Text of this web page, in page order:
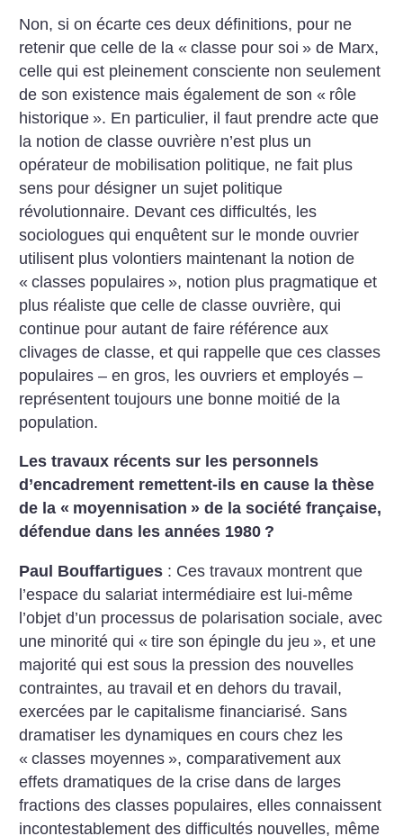
Non, si on écarte ces deux définitions, pour ne
retenir que celle de la « classe pour soi » de Marx,
celle qui est pleinement consciente non seulement
de son existence mais également de son « rôle
historique ». En particulier, il faut prendre acte que
la notion de classe ouvrière n’est plus un
opérateur de mobilisation politique, ne fait plus
sens pour désigner un sujet politique
révolutionnaire. Devant ces difficultés, les
sociologues qui enquêtent sur le monde ouvrier
utilisent plus volontiers maintenant la notion de
« classes populaires », notion plus pragmatique et
plus réaliste que celle de classe ouvrière, qui
continue pour autant de faire référence aux
clivages de classe, et qui rappelle que ces classes
populaires – en gros, les ouvriers et employés –
représentent toujours une bonne moitié de la
population.
Les travaux récents sur les personnels
d’encadrement remettent-ils en cause la thèse
de la « moyennisation » de la société française,
défendue dans les années 1980 ?
Paul Bouffartigues : Ces travaux montrent que
l’espace du salariat intermédiaire est lui-même
l’objet d’un processus de polarisation sociale, avec
une minorité qui « tire son épingle du jeu », et une
majorité qui est sous la pression des nouvelles
contraintes, au travail et en dehors du travail,
exercées par le capitalisme financiarisé. Sans
dramatiser les dynamiques en cours chez les
« classes moyennes », comparativement aux
effets dramatiques de la crise dans de larges
fractions des classes populaires, elles connaissent
incontestablement des difficultés nouvelles, même